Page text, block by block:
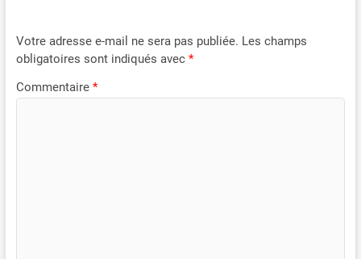
Votre adresse e-mail ne sera pas publiée. Les champs
obligatoires sont indiqués avec *
Commentaire *